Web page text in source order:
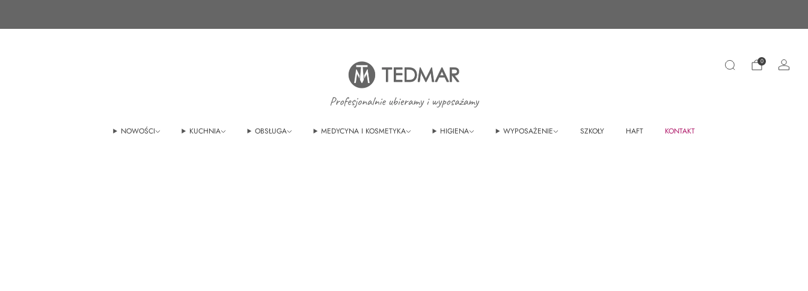
NOWOŚCI KUCHNIA OBSŁUGA MEDYCYNA I KOSMETYKA HIGIENA WYPOSAŻENIE SZKOŁY HAFT KONTAKT
0